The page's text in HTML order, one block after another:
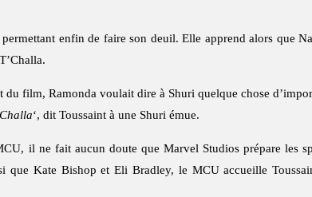
enfin de faire son deuil. Elle apprend alors que
film, Ramonda voulait dire à Shuri quelque chose
‘, dit Toussaint à une Shuri émue.
il ne fait aucun doute que Marvel Studios prépare les
Kate Bishop et Eli Bradley, le MCU accueille